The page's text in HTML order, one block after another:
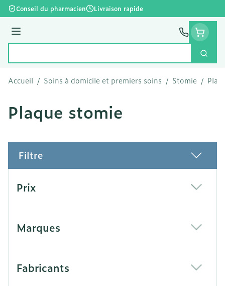
Aller au contenu
Conseil du pharmacien Livraison rapide
Menu
Accueil / Soins à domicile et premiers soins / Stomie /
Plaque stomie
Filtre
Prix
Marques
Fabricants